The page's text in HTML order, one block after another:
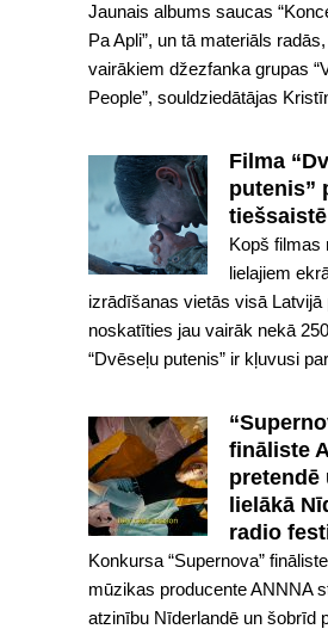
Jaunais albums saucas
Pa Apli”, un tā materiāls
vairākiem džezfanka grupas
People”, souldziedātājas
Filma
putenis”
tiešsaistē
Kopš filmas
lielajiem
izrādīšanas vietās visā Latvijā
noskatīties jau vairāk nekā
“Dvēseļu putenis” ir kļuvusi
fināliste
pretendē
lielākā
radio
Konkursa “Supernova”
mūzikas producente ANNNA
atzinību Nīderlandē un šobrīd